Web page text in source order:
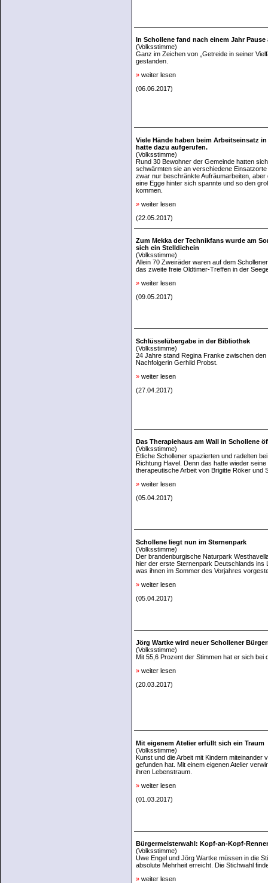
In Schollene fand nach einem Jahr
(Volksstimme)
Ganz im Zeichen von „Getreide in seiner
gestanden.
» weiter lesen
(06.06.2017)
Viele Hände haben beim Arbeitseinsatz
hatte dazu aufgerufen.
(Volksstimme)
Rund 30 Bewohner der Gemeinde hatten
schwärmten sie an verschiedene
zwar nur beschränkte Aufräumarbeiten,
eine Egge hinter sich spannte und so den
kommen.
» weiter lesen
(22.05.2017)
Zum Mekka der Technikfans wurde am
sich ein Stelldichein
(Volksstimme)
Allein 70 Zweiräder waren auf dem
das zweite freie Oldtimer-Treffen in der
» weiter lesen
(09.05.2017)
Schlüsselübergabe in der Bibliothek
(Volksstimme)
24 Jahre stand Regina Franke zwischen
Nachfolgerin Gerhild Probst.
» weiter lesen
(27.04.2017)
Das Therapiehaus am Wall in Schollene
(Volksstimme)
Etliche Schollener spazierten und radelten
Richtung Havel. Denn das hatte wieder
therapeutische Arbeit von Brigitte Röker und
» weiter lesen
(05.04.2017)
Schollene liegt nun im Sternenpark
(Volksstimme)
Der brandenburgische Naturpark
hier der erste Sternenpark Deutschlands ins
was ihnen im Sommer des Vorjahres
» weiter lesen
(05.04.2017)
Jörg Wartke wird neuer Schollener
(Volksstimme)
Mit 55,6 Prozent der Stimmen hat er sich
» weiter lesen
(20.03.2017)
Mit eigenem Atelier erfüllt sich ein Traum
(Volksstimme)
Kunst und die Arbeit mit Kindern
gefunden hat. Mit einem eigenen Atelier
ihren Lebenstraum.
» weiter lesen
(01.03.2017)
Bürgermeisterwahl: Kopf-an-Kopf-
(Volksstimme)
Uwe Engel und Jörg Wartke müssen in die
absolute Mehrheit erreicht. Die Stichwahl
» weiter lesen